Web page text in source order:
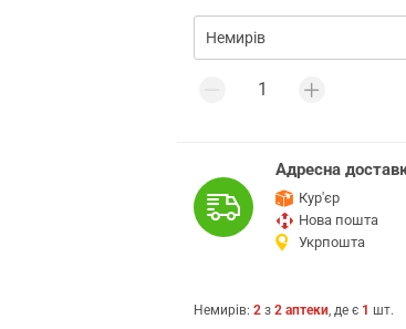
Адресна
Кур'єр
Нова пошта
Укрпошта
Немирів: 2 з 2 аптеки, де є 1 шт.